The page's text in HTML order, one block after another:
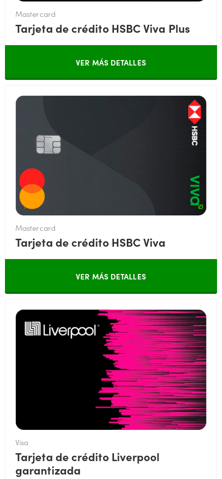
Mastercard
Tarjeta de crédito HSBC Viva Plus
VER MÁS DETALLES
Mastercard
Tarjeta de crédito HSBC Viva
VER MÁS DETALLES
Visa
Tarjeta de crédito Liverpool
garantizada